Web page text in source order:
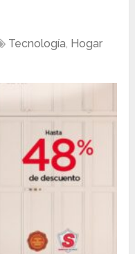
Tecnología, Hogar